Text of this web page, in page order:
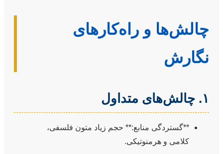
چالش‌ها و راه‌کارهای
نگارش
۱. چالش‌های متداول
**گستردگی منابع:** حجم زیاد متون فلسفی،
کلامی و هرمنوتیکی.